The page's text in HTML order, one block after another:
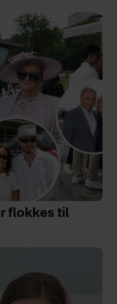
flokkes til